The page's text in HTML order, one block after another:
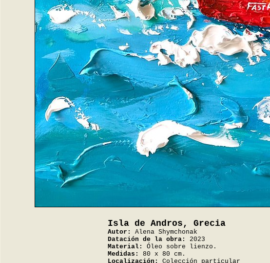
Isla de Andros, Grecia
Autor:
Alena Shymchonak
Datación de la obra:
2023
Material:
Óleo sobre lienzo.
Medidas:
80 x 80 cm.
Localización:
Colección particular